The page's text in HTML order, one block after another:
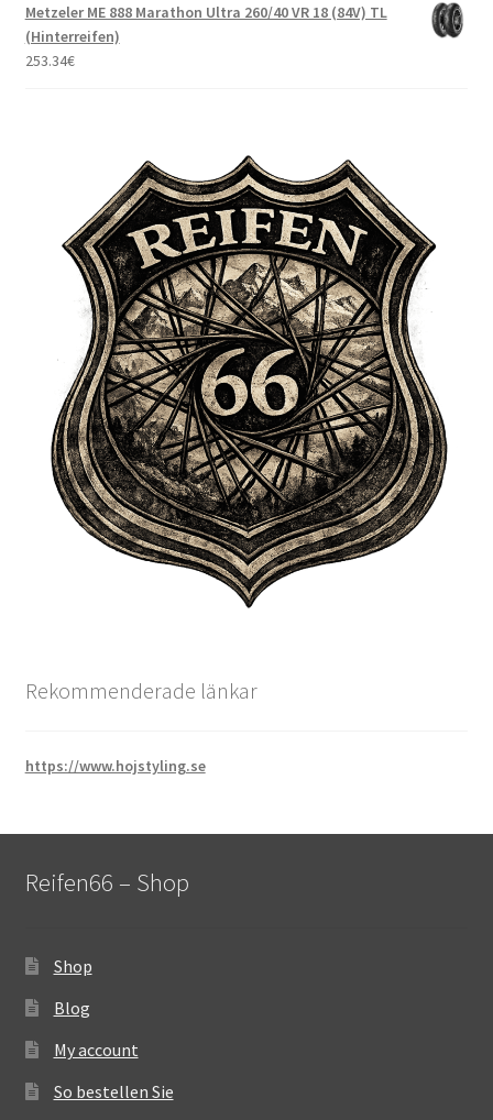
Metzeler ME 888 Marathon Ultra 260/40 VR 18 (84V) TL
(Hinterreifen)
253.34€
Rekommenderade länkar
https://www.hojstyling.se
Reifen66 – Shop
Shop
Blog
My account
So bestellen Sie